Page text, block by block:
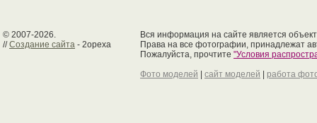
© 2007-2026.
//Создание сайта - 2opexa
Вся информация на сайте является
Права на все фотографии, принадлежат
Пожалуйста, прочтите "Условия
Фото моделей
сайт моделей работа